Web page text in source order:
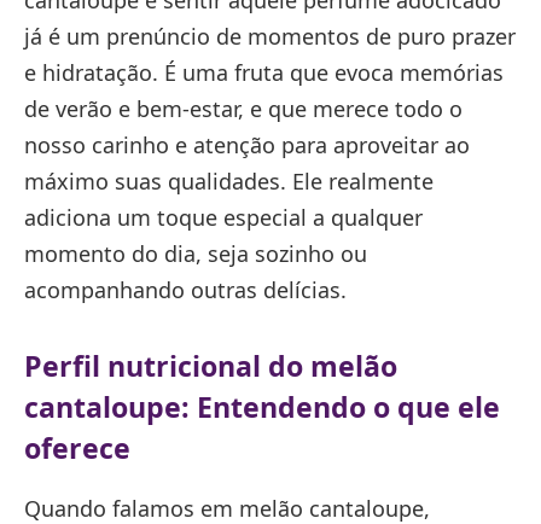
já é um prenúncio de momentos de puro prazer
e hidratação. É uma fruta que evoca memórias
de verão e bem-estar, e que merece todo o
nosso carinho e atenção para aproveitar ao
máximo suas qualidades. Ele realmente
adiciona um toque especial a qualquer
momento do dia, seja sozinho ou
acompanhando outras delícias.
Perfil nutricional do melão
cantaloupe: Entendendo o que ele
oferece
Quando falamos em melão cantaloupe,